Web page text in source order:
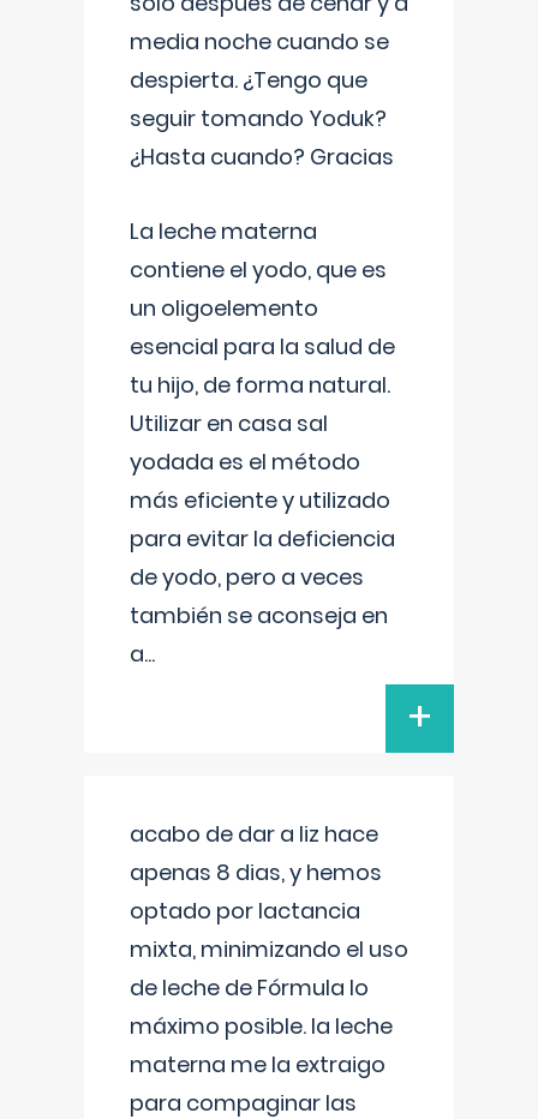
media noche cuando se
despierta. ¿Tengo que
seguir tomando Yoduk?
¿Hasta cuando? Gracias
La leche materna
contiene el yodo, que es
un oligoelemento
esencial para la salud de
tu hijo, de forma natural.
Utilizar en casa sal
yodada es el método
más eficiente y utilizado
para evitar la deficiencia
de yodo, pero a veces
también se aconseja en
a...
+
acabo de dar a liz hace
apenas 8 dias, y hemos
optado por lactancia
mixta, minimizando el uso
de leche de Fórmula lo
máximo posible. la leche
materna me la extraigo
para compaginar las